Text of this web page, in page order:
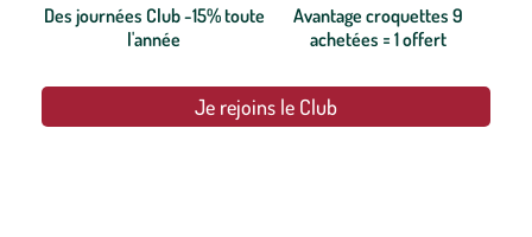
Des journées Club -15% toute
l'année
Avantage croquettes 9
achetées = 1 offert
Je rejoins le Club